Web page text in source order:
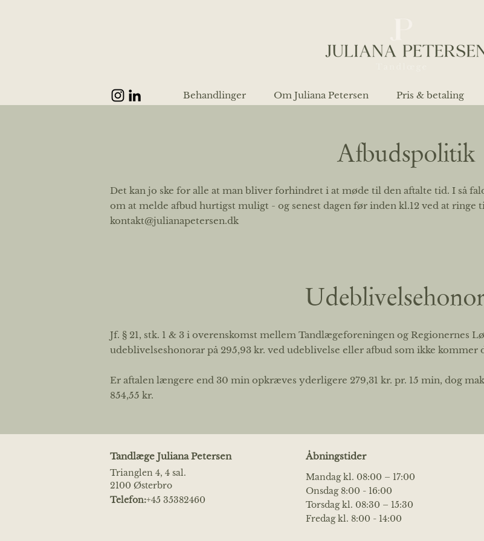
Behandlinger Om Juliana Petersen Pris & betaling
Afbudspolitik
Det kan jo ske for alle at man bliver forhindret i at møde til den aftalte tid. I så
om at melde afbud hurtigst muligt - og senest dagen før inden kl.12 ved at
kontakt@julianapetersen.dk
Jf. § 21, stk. 1 & 3 i overenskomst mellem Tandlægeforeningen og Regionernes
udeblivelseshonorar på 295,93 kr. ved udeblivelse eller afbud som ikke kommer
Er aftalen længere end 30 min opkræves yderligere 279,31 kr. pr. 15 min, dog
854,55 kr.
Tandlæge Juliana Petersen
Trianglen 4, 4 sal.
2100 Østerbro
Telefon:+45 35382460
Åbningstider
Mandag kl. 08:00 – 17:00
Onsdag 8:00 - 16:00
Torsdag kl. 08:30 – 15:30
Fredag kl. 8:00 - 14:00